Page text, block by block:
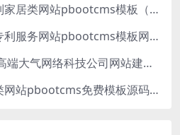
响应式全屋装修定制家居类网站pbootcms模板（自适应手机端）绿色装修公司网站源码
红色知识产权商标专利服务网站pbootcms模板网站源码下载
【2026新版升级】高端大气网络科技公司网站建设官网源码模板下载
生活资讯百科门户类网站pbootcms免费模板源码下载